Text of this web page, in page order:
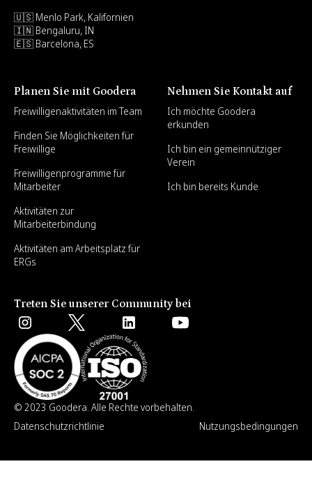
🇺🇸 Menlo Park, Kalifornien
🇮🇳 Bengaluru, IN
🇪🇸 Barcelona, ES
Planen Sie mit Goodera
Freiwilligenaktivitäten im Team
Finden Sie Möglichkeiten für
Freiwillige
Freiwilligenprogramme für
Mitarbeiter
Aktivitäten zur
Mitarbeiterbindung
Aktivitäten am Arbeitsplatz für
ERGs
Nehmen Sie Kontakt auf
Ich möchte Goodera
erkunden
Ich bin ein gemeinnütziger
Verein
Ich bin bereits Kunde
Treten Sie unserer Community bei
© 2023 Goodera. Alle Rechte vorbehalten.
Datenschutzrichtlinie
Nutzungsbedingungen